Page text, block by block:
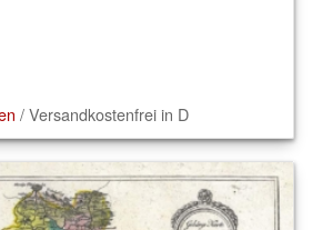
/ Versandkostenfrei in D